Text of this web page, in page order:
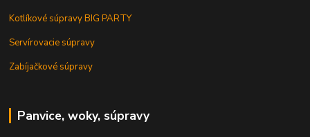
Kotlíkové súpravy BIG PARTY
Servírovacie súpravy
Zabíjačkové súpravy
Panvice, woky, súpravy